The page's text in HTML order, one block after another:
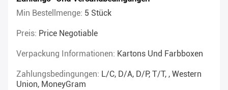
Min Bestellmenge: 5 Stück
Preis: Price Negotiable
Verpackung Informationen: Kartons Und Farbboxen
Zahlungsbedingungen: L/C, D/A, D/P, T/T, , Western
Union, MoneyGram